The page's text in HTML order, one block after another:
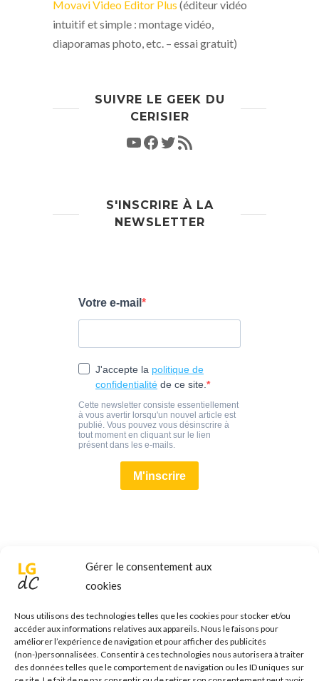
Gérer le consentement aux
cookies
Nous utilisons des technologies telles que les cookies pour stocker et/ou
accéder aux informations relatives aux appareils. Nous le faisons pour
améliorer l’expérience de navigation et pour afficher des publicités
(non-)personnalisées. Consentir à ces technologies nous autorisera à traiter
des données telles que le comportement de navigation ou les ID uniques sur
Movavi Video Editor Plus (éditeur vidéo
intuitif et simple : montage vidéo,
diaporamas photo, etc. – essai gratuit)
SUIVRE LE GEEK DU
CERISIER
S'INSCRIRE À LA
NEWSLETTER